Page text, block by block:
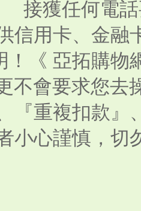
接獲任何電
信用卡、金融
！《 亞拓購物
不會要求您去
『重複扣款
小心謹慎，切